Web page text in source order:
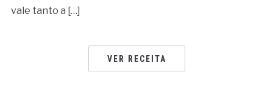
vale tanto a […]
VER RECEITA